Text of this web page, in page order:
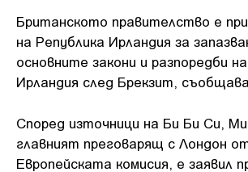
Британското правителство е
на Република Ирландия за
основните закони и разпоредби
Ирландия след Брекзит,
Според източници на Би Би Си,
главният преговарящ с Лондон
Европейската комисия, е заявил